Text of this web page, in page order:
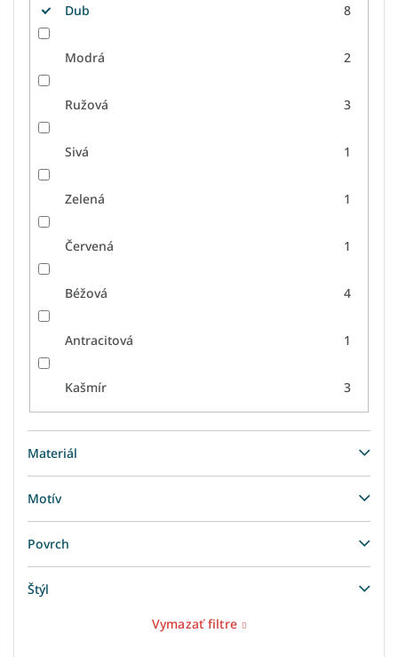
Dub 8
Modrá 2
Ružová 3
Sivá 1
Zelená 1
Červená 1
Béžová 4
Antracitová 1
Kašmír 3
Materiál
Motív
Povrch
Štýl
Vymazať filtre